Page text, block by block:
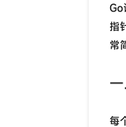
Go
指
常
每